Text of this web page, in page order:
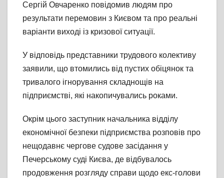
Сергій Овчаренко повідомив людям про
результати перемовин з Києвом та про реальні
варіанти виході із кризової ситуації.
У відповідь представники трудового колективу
заявили, що втомились від пустих обіцянок та
тривалого ігнорування складнощів на
підприємстві, які накопичувались роками.
Окрім цього заступник начальника відділу
економічної безпеки підприємства розповів про
нещодавнє чергове судове засідання у
Печерському суді Києва, де відбувалось
продовження розгляду справи щодо екс-голови